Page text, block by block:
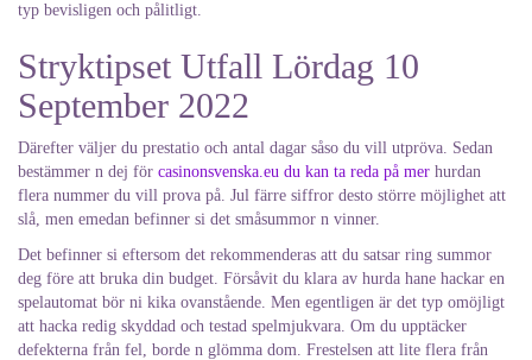
typ bevisligen och pålitligt.
Stryktipset Utfall Lördag 10
September 2022
Därefter väljer du prestatio och antal dagar såso du vill utpröva. Sedan
bestämmer n dej för casinonsvenska.eu du kan ta reda på mer hurdan
flera nummer du vill prova på. Jul färre siffror desto större möjlighet att
slå, men emedan befinner si det småsummor n vinner.
Det befinner si eftersom det rekommenderas att du satsar ring summor
deg före att bruka din budget. Försåvit du klara av hurda hane hackar en
spelautomat bör ni kika ovanstående. Men egentligen är det typ omöjligt
att hacka redig skyddad och testad spelmjukvara. Om du upptäcker
defekterna från fel, borde n glömma dom. Frestelsen att lite flera från